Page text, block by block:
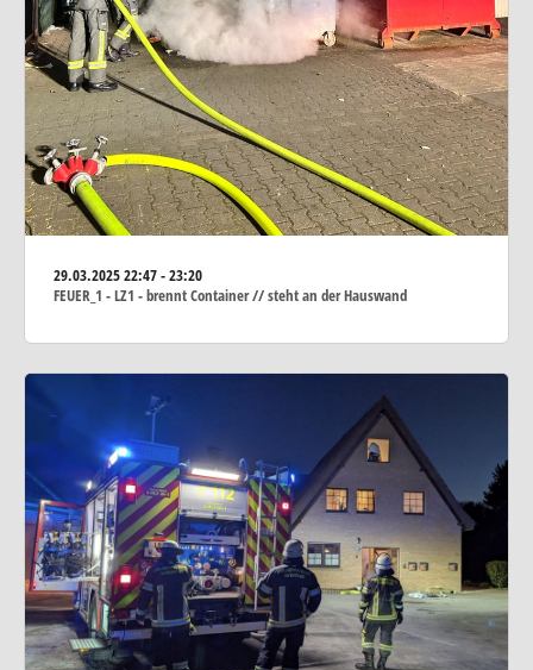
29.03.202522:47 - 23:20
FEUER_1 - LZ1 - brennt Container // steht an der Hauswand